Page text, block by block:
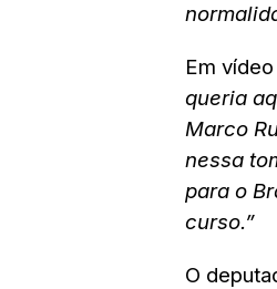
Em
queria
Marco
nessa
para o
curso.”
O